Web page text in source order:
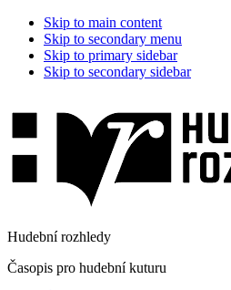
Skip to main content
Skip to secondary menu
Skip to primary sidebar
Skip to secondary sidebar
Hudební rozhledy
Časopis pro hudební kuturu